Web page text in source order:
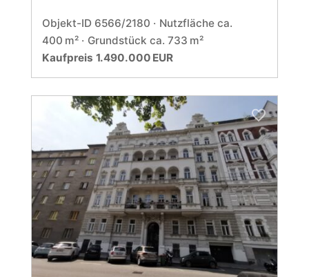
Objekt-ID 6566/2180
Nutzfläche ca.
400 m²
Grund­stück ca. 733 m²
Kaufpreis 1.490.000 EUR